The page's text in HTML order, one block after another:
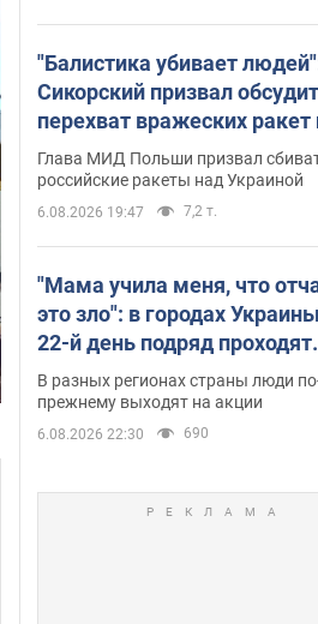
"Балистика убивает
Сикорский призвал
перехват вражеских ракет
Украиной
Глава МИД Польши призвал
российские ракеты над Украиной
6.08.2026 19:47 7,2 т.
"Мама учила меня, что
это зло": в городах
22-й день подряд проходят
массовые митинги за
возвращение Федорова.
видео
В разных регионах страны люди
прежнему выходят на акции
6.08.2026 22:30 690